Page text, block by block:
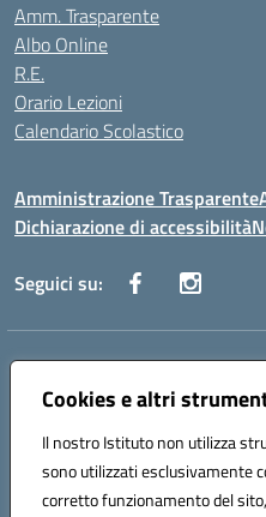
Cookies e altri
Il nostro Istituto non utilizza
sono utilizzati esclusivamente
corretto funzionamento del
Amm. Trasparente
Albo Online
R.E.
Orario Lezioni
Calendario Scolastico
Amministrazione Trasparente
Dichiarazione di accessibilità
Seguici su:
Indirizzo:Via Vecchini n. 2, Ancona
60129
Posta elettronica certificata (PEC):
Codice fiscale: 93122280428
Codice meccanografico: